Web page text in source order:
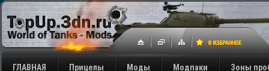
ГЛАВНАЯ Прицелы Моды Модпаки Зоны